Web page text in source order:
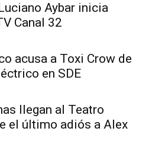
Aybar inicia
Canal 32
acusa a Toxi Crow de
en SDE
llegan al Teatro
el último adiós a Alex